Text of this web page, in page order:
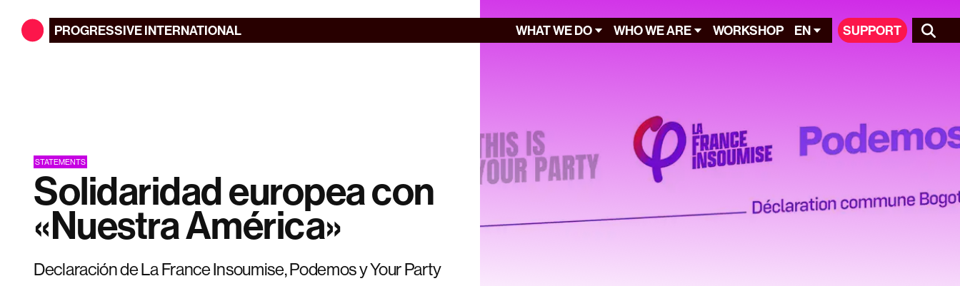
PROGRESSIVEINTERNATIONAL WHAT WE DO WHO WE ARE WORKSHOP EN SUPPORT
STATEMENTS
Solidaridad europea con
«Nuestra América»
Declaración de La France Insoumise, Podemos y Your Party